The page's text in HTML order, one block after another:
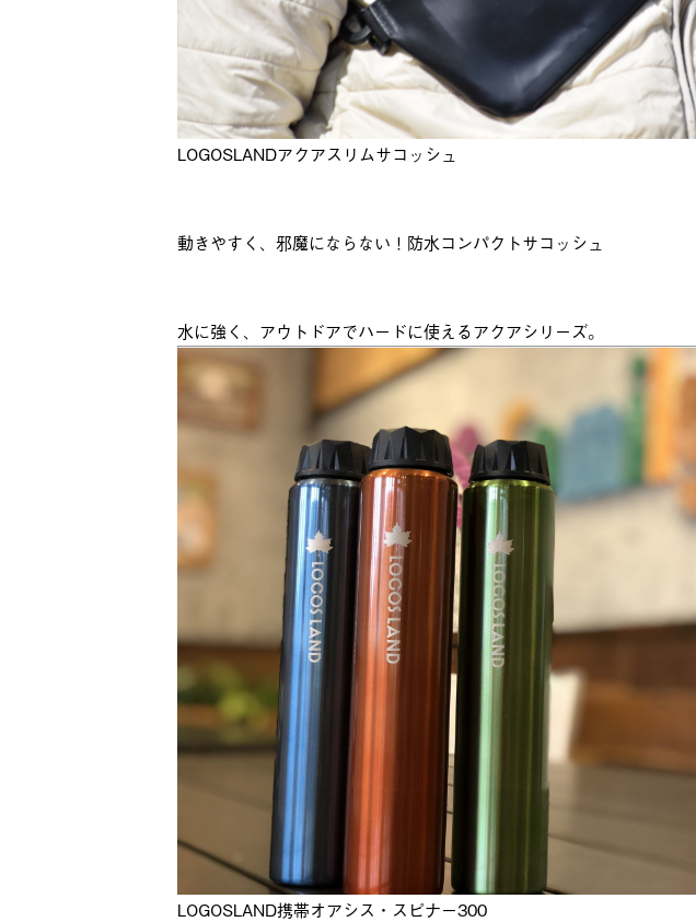
LOGOSLANDアクアスリムサコッシュ
動きやすく、邪魔にならない！防水コンパクトサコッシュ
水に強く、アウトドアでハードに使えるアクアシリーズ。
LOGOSLAND携帯オアシス・スピナー300